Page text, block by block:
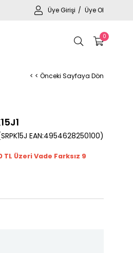
Üye Girişi Üye Ol
0
< < Önceki Sayfaya Dön
EAN:4954628250100)
Üzeri Vade Farksız 9